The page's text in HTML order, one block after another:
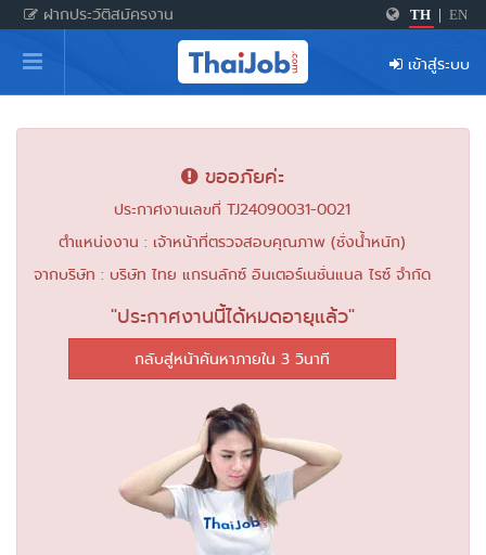
ฝากประวัติสมัครงาน TH EN
หน้าหลัก
ผู้สมัครงาน: เข้าสู่ระบบ
ฝากประวัติสมัครงาน
สำหรับผู้ประกอบการ
เข้าสู่ระบบ
ขออภัยค่ะ
ประกาศงานเลขที่ TJ24090031-0021
ตำแหน่งงาน : เจ้าหน้าที่ตรวจสอบคุณภาพ (ชั่งน้ำหนัก)
จากบริษัท : บริษัท ไทย แกรนลักซ์ อินเตอร์เนชั่นแนล ไรซ์ จำกัด
"ประกาศงานนี้ได้หมดอายุแล้ว"
กลับสู่หน้าค้นหาภายใน 3 วินาที